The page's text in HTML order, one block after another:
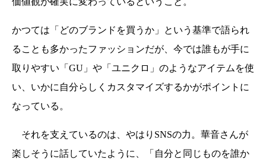
かつては「どのブランドを買うか」という基準で語られ
ることも多かったファッションだが、今では誰もが手に
取りやすい「GU」や「ユニクロ」のようなアイテムを使
い、いかに自分らしくカスタマイズするかがポイントに
なっている。
それを支えているのは、やはりSNSの力。華音さんが
楽しそうに話していたように、「自分と同じものを誰か